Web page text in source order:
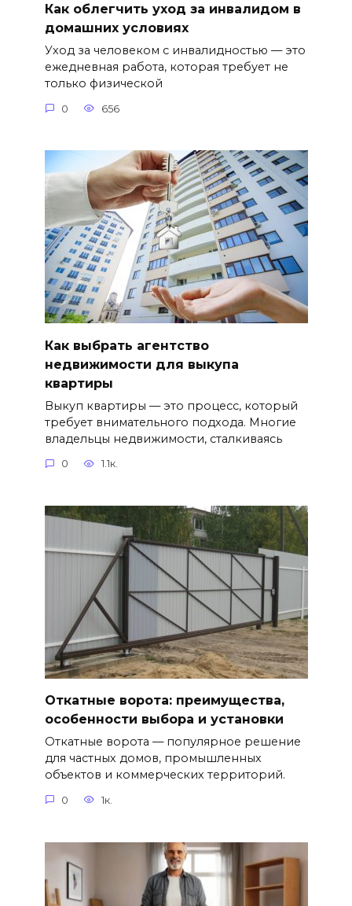
Как облегчить уход за инвалидом в
домашних условиях
Уход за человеком с инвалидностью — это
ежедневная работа, которая требует не
только физической
0 656
Как выбрать агентство
недвижимости для выкупа
квартиры
Выкуп квартиры — это процесс, который
требует внимательного подхода. Многие
владельцы недвижимости, сталкиваясь
0 1.1к.
Откатные ворота: преимущества,
особенности выбора и установки
Откатные ворота — популярное решение
для частных домов, промышленных
объектов и коммерческих территорий.
0 1к.